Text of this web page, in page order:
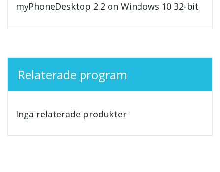
myPhoneDesktop 2.2 on Windows 10 32-bit
Relaterade program
Inga relaterade produkter